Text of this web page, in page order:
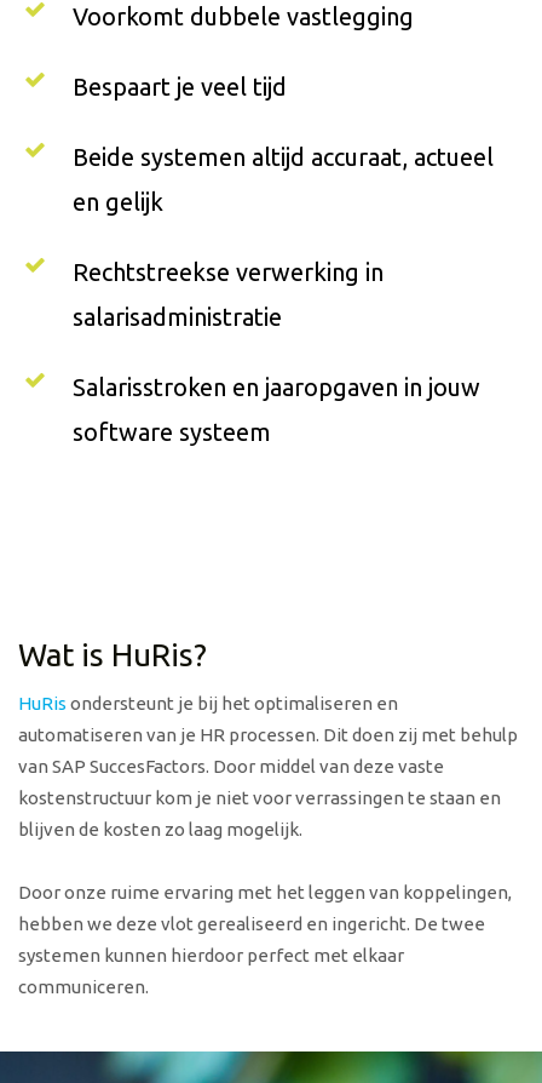
Voorkomt dubbele vastlegging
Bespaart je veel tijd
Beide systemen altijd accuraat, actueel
en gelijk
Rechtstreekse verwerking in
salarisadministratie
Salarisstroken en jaaropgaven in jouw
software systeem
Wat is HuRis?
HuRis ondersteunt je bij het optimaliseren en
automatiseren van je HR processen. Dit doen zij met behulp
van SAP SuccesFactors. Door middel van deze vaste
kostenstructuur kom je niet voor verrassingen te staan en
blijven de kosten zo laag mogelijk.
Door onze ruime ervaring met het leggen van koppelingen,
hebben we deze vlot gerealiseerd en ingericht. De twee
systemen kunnen hierdoor perfect met elkaar
communiceren.